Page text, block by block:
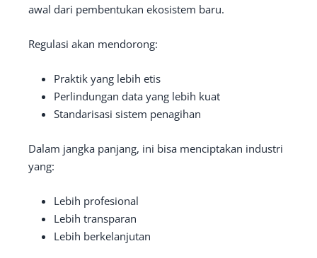
awal dari pembentukan ekosistem baru.
Regulasi akan mendorong:
Praktik yang lebih etis
Perlindungan data yang lebih kuat
Standarisasi sistem penagihan
Dalam jangka panjang, ini bisa menciptakan industri
yang:
Lebih profesional
Lebih transparan
Lebih berkelanjutan